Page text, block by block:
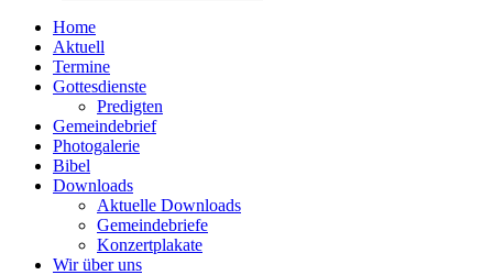
Home
Aktuell
Termine
Gottesdienste
Predigten
Gemeindebrief
Photogalerie
Bibel
Downloads
Aktuelle Downloads
Gemeindebriefe
Konzertplakate
Wir über uns